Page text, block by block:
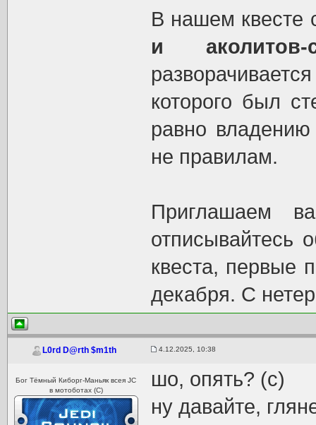
В нашем квесте
и аколитов-
которого был
равно
не правилам.
Приглашаем
отписывайтесь
квеста, первые
декабря. С
L0rd D@rth $m1th 4.12.2025, 10:38
Бог Тёмный Киборг-Маньяк всея JC
в мотоботах (С)
шо, опять? (с)
ну давайте,